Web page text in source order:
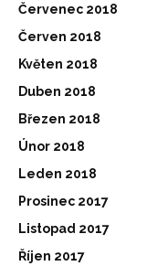
Červenec 2018
Červen 2018
Květen 2018
Duben 2018
Březen 2018
Únor 2018
Leden 2018
Prosinec 2017
Listopad 2017
Říjen 2017